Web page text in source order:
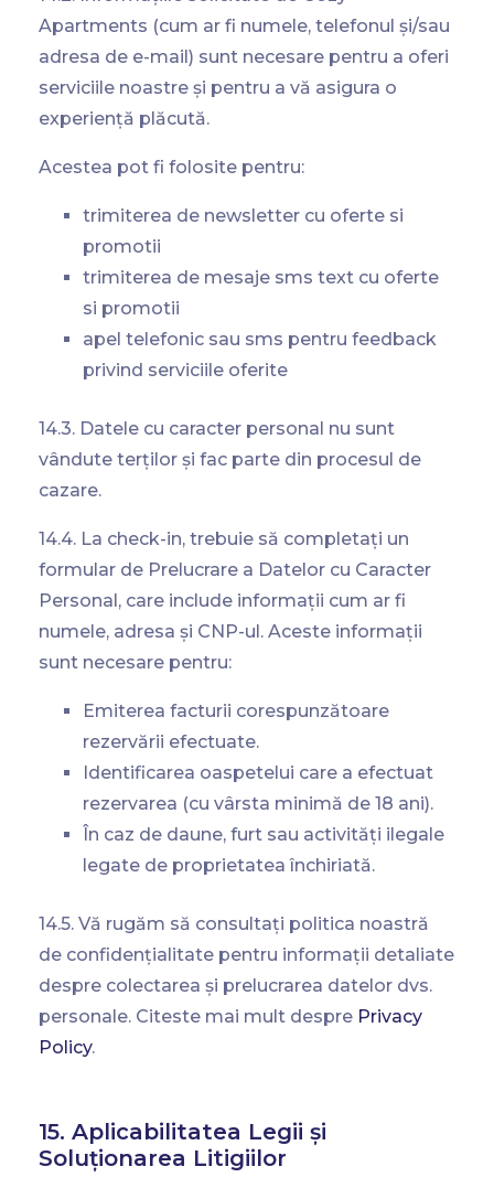
Apartments (cum ar fi numele, telefonul și/sau
adresa de e-mail) sunt necesare pentru a oferi
serviciile noastre și pentru a vă asigura o
experiență plăcută.
Acestea pot fi folosite pentru:
trimiterea de newsletter cu oferte si
promotii
trimiterea de mesaje sms text cu oferte
si promotii
apel telefonic sau sms pentru feedback
privind serviciile oferite
14.3. Datele cu caracter personal nu sunt
vândute terților și fac parte din procesul de
cazare.
14.4. La check-in, trebuie să completați un
formular de Prelucrare a Datelor cu Caracter
Personal, care include informații cum ar fi
numele, adresa și CNP-ul. Aceste informații
sunt necesare pentru:
Emiterea facturii corespunzătoare
rezervării efectuate.
Identificarea oaspetelui care a efectuat
rezervarea (cu vârsta minimă de 18 ani).
În caz de daune, furt sau activități ilegale
legate de proprietatea închiriată.
14.5. Vă rugăm să consultați politica noastră
de confidențialitate pentru informații detaliate
despre colectarea și prelucrarea datelor dvs.
personale. Citeste mai mult despre Privacy
Policy.
15. Aplicabilitatea Legii și
Soluționarea Litigiilor